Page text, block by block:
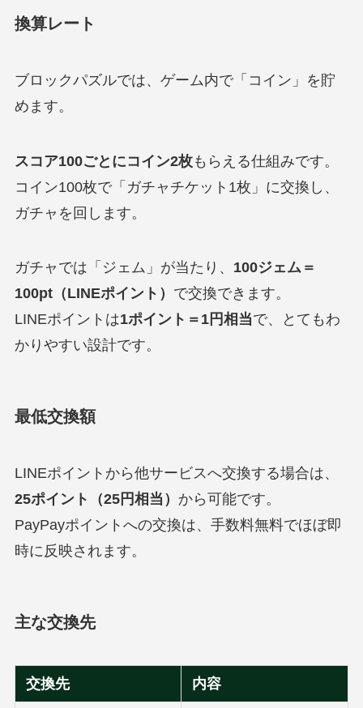
換算レート
ブロックパズルでは、ゲーム内で「コイン」を貯
めます。
スコア100ごとにコイン2枚もらえる仕組みです。
コイン100枚で「ガチャチケット1枚」に交換し、
ガチャを回します。
ガチャでは「ジェム」が当たり、 100ジェム＝
100pt（LINEポイント） で交換できます。
LINEポイントは1ポイント＝1円相当で、とてもわ
かりやすい設計です。
最低交換額
LINEポイントから他サービスへ交換する場合は、
25ポイント（25円相当） から可能です。
PayPayポイントへの交換は、手数料無料でほぼ即
時に反映されます。
主な交換先
交換先 内容